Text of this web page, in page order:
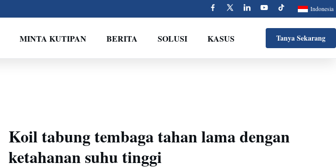
Indonesia
MINTA KUTIPAN BERITA SOLUSI KASUS Tanya Sekarang
Koil tabung tembaga tahan lama dengan
ketahanan suhu tinggi